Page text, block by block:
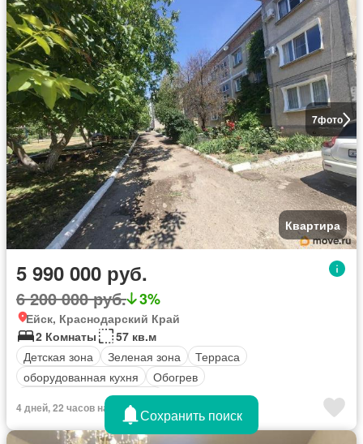
7фото
Квартира
5 990 000 руб.
6 200 000 руб. 3%
Ейск, Краснодарский Край
2 Комнаты
57 кв.м
Детская зона
Зеленая зона
Терраса
оборудованная кухня
Обогрев
Полностью меблирована
4 дней, 22 часов назад Сохранить поиск